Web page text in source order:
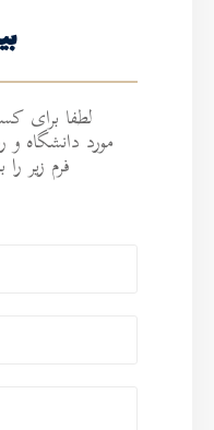
بیشتر در
تحصیلی پیش رو،
تکمیل و ارسال